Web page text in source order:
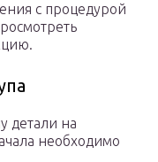
с процедурой
детали на
необходимо